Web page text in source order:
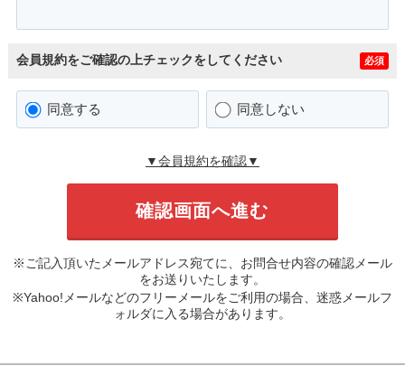
会員規約をご確認の上チェックをしてください 必須
同意する 同意しない
▼会員規約を確認▼
※ご記入頂いたメールアドレス宛てに、お問合せ内容の確認メール
をお送りいたします。
※Yahoo!メールなどのフリーメールをご利用の場合、迷惑メールフ
ォルダに入る場合があります。